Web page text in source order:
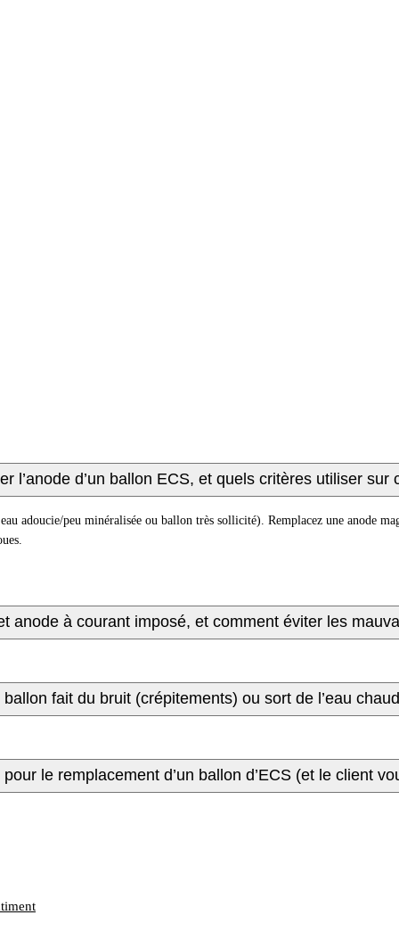
l’anode d’un ballon ECS, et quels critères utiliser sur
adoucie/peu minéralisée ou ballon très sollicité). Remplacez une anode
anode à courant imposé, et comment éviter les
fait du bruit (crépitements) ou sort de l’eau
le remplacement d’un ballon d’ECS (et le client